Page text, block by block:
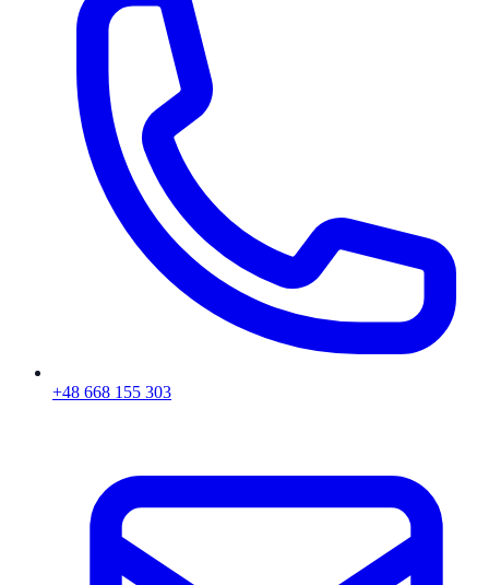
+48 668 155 303